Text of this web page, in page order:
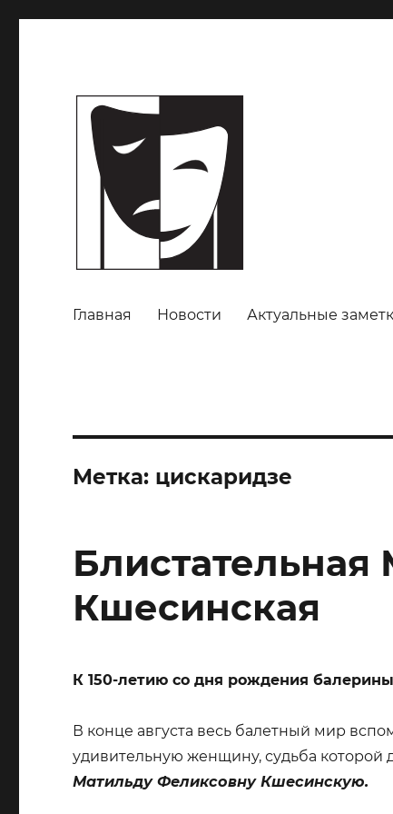
Главная Новости Актуальные
Метка: цискаридзе
Блистательная
Кшесинская
К 150-летию со дня рождения
В конце августа весь балетный мир
удивительную женщину, судьба которой
Матильду Феликсовну Кшесинскую.